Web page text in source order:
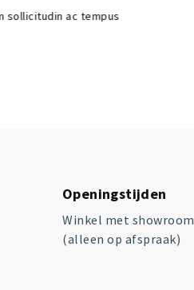
sollicitudin ac tempus
Openingstijden
Winkel met showroom
(alleen op afspraak)